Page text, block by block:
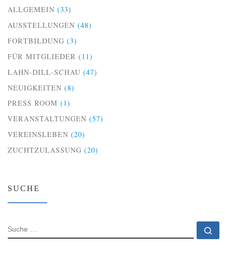
ALLGEMEIN (33)
AUSSTELLUNGEN (48)
FORTBILDUNG (3)
FÜR MITGLIEDER (11)
LAHN-DILL-SCHAU (47)
NEUIGKEITEN (8)
PRESS ROOM (1)
VERANSTALTUNGEN (57)
VEREINSLEBEN (20)
ZUCHTZULASSUNG (20)
SUCHE
SUCHE